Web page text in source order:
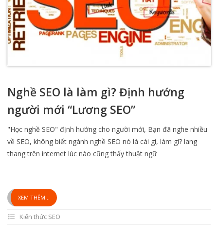
Nghề SEO là làm gì? Định hướng
người mới “Lương SEO”
"Học nghề SEO" định hướng cho người mới, Bạn đã nghe nhiều
về SEO, không biết ngành nghề SEO nó là cái gì, làm gì? lang
thang trên internet lúc nào cũng thấy thuật ngữ
XEM THÊM...
Kiến thức SEO